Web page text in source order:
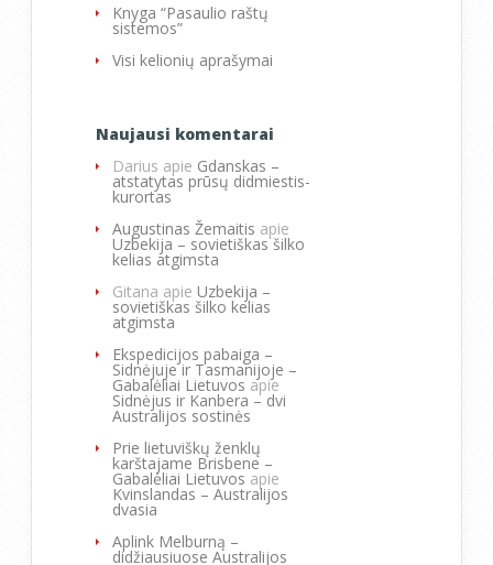
Knyga “Pasaulio raštų
sistemos”
Visi kelionių aprašymai
Naujausi komentarai
Darius apie Gdanskas –
atstatytas prūsų didmiestis-
kurortas
Augustinas Žemaitis apie
Uzbekija – sovietiškas šilko
kelias atgimsta
Gitana apie Uzbekija –
sovietiškas šilko kelias
atgimsta
Ekspedicijos pabaiga –
Sidnėjuje ir Tasmanijoje –
Gabalėliai Lietuvos apie
Sidnėjus ir Kanbera – dvi
Australijos sostinės
Prie lietuviškų ženklų
karštajame Brisbene –
Gabalėliai Lietuvos apie
Kvinslandas – Australijos
dvasia
Aplink Melburną –
didžiausiuose Australijos